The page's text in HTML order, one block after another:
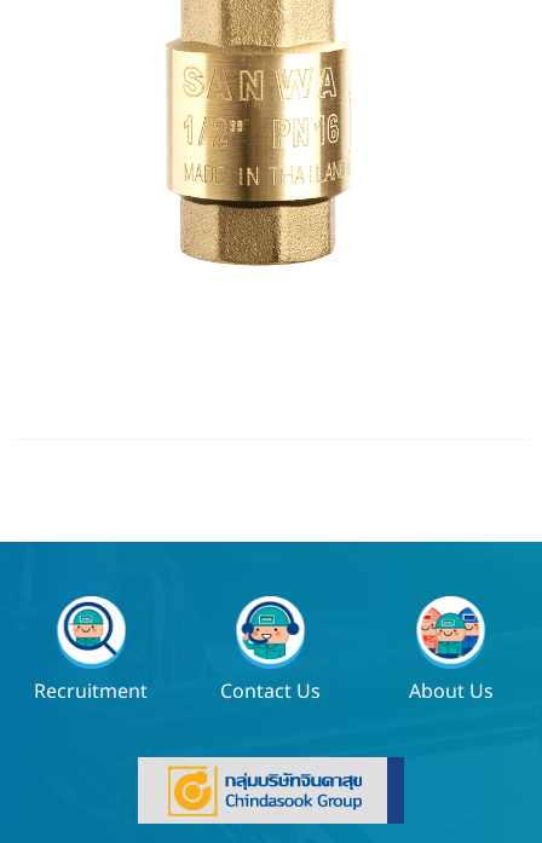
Recruitment Contact Us About Us